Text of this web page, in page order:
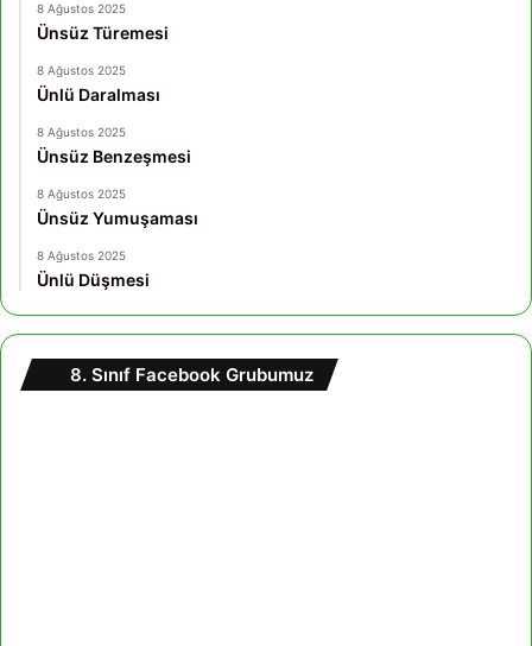
8 Ağustos 2025
Ünsüz Türemesi
8 Ağustos 2025
Ünlü Daralması
8 Ağustos 2025
Ünsüz Benzeşmesi
8 Ağustos 2025
Ünsüz Yumuşaması
8 Ağustos 2025
Ünlü Düşmesi
8. Sınıf Facebook Grubumuz